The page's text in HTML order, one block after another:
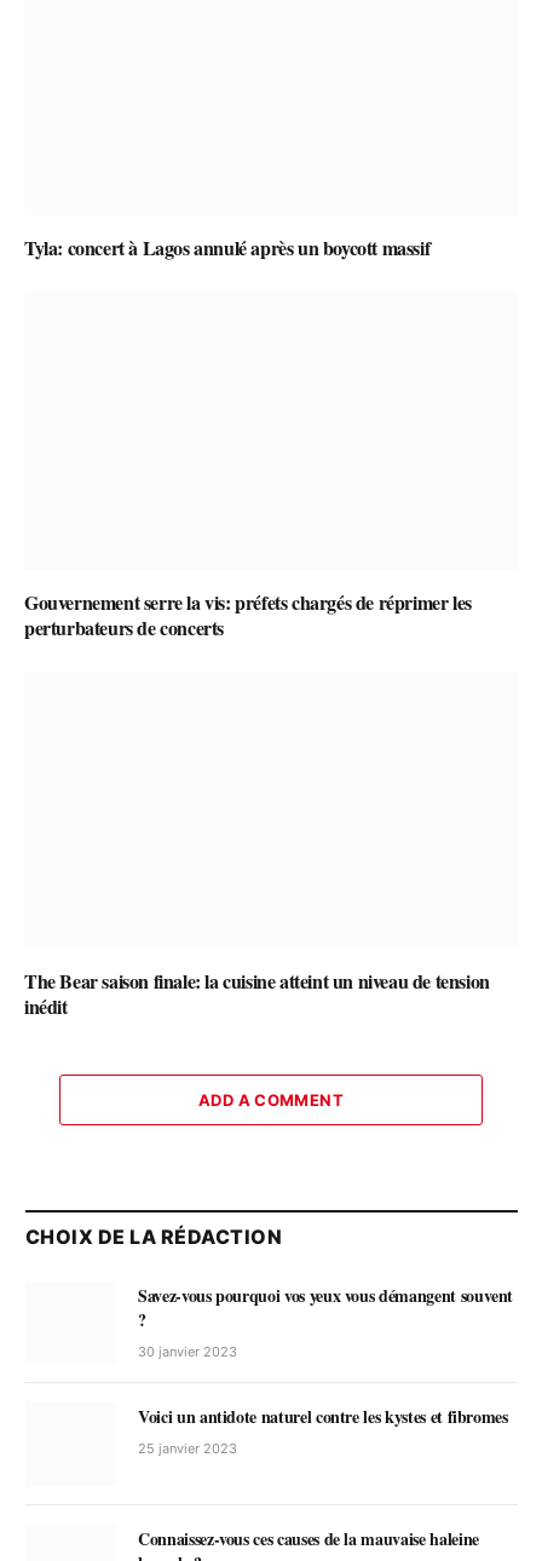
Tyla: concert à Lagos annulé après un boycott massif
Gouvernement serre la vis: préfets chargés de réprimer les
perturbateurs de concerts
The Bear saison finale: la cuisine atteint un niveau de tension
inédit
ADD A COMMENT
CHOIX DE LA RÉDACTION
Savez-vous pourquoi vos yeux vous démangent souvent
?
30 janvier 2023
Voici un antidote naturel contre les kystes et fibromes
25 janvier 2023
Connaissez-vous ces causes de la mauvaise haleine